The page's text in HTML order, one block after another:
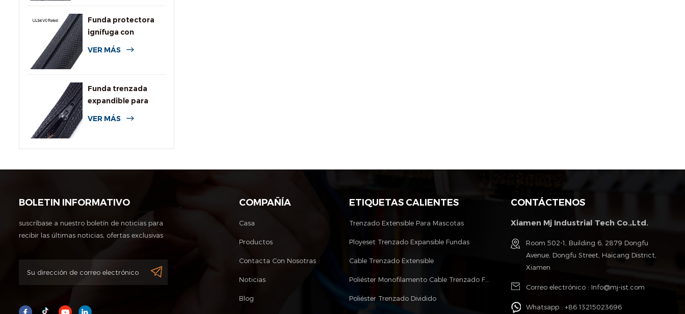
Funda protectora
ignífuga con
clasificación UL94
VER MÁS
Funda trenzada
expandible para
cables con
VER MÁS
BOLETIN INFORMATIVO
suscríbase a nuestro boletín de noticias para
recibir las últimas noticias, ofertas exclusivas
COMPAÑÍA
Casa
Productos
Contacta Con Nosotras
Noticias
Blog
ETIQUETAS CALIENTES
Trenzado Extensible Para Mascotas
Ployeset Trenzado Expansible Fundas
Cable Trenzado Extensible
Poliéster Monofilamento Cable Trenzado Fundas
Poliéster Trenzado Dividido
CONTÁCTENOS
Xiamen Mj Industrial Tech Co.,Ltd.
Room 502-1, Building 6, 2879 Dongfu
Avenue, Dongfu Street, Haicang District,
Xiamen
Correo electrónico : Info@mj-ist.com
Whatsapp :+86 13215023696